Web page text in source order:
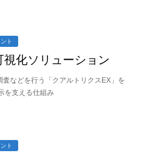
ト
視化ソリューション
などを行う「クアルトリクスEX」を
を支える仕組み
ト